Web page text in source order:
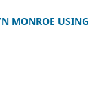
MONROE USING